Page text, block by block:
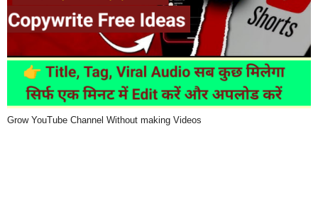
Grow YouTube Channel Without making Videos